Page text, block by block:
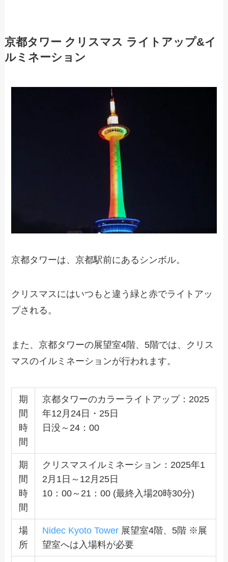
京都タワー クリスマス ライトアップ&イ
ルミネーション
京都タワーは、京都駅前にあるシンボル。
クリスマスにはいつもと違う緑と赤でライトアッ
プされる。
また、京都タワーの展望室4階、5階では、クリス
マスのイルミネーションが行われます。
期
間
時
間
京都タワーのカラーライトアップ：2025
年12月24日・25日
日没～24：00
期
間
時
間
クリスマスイルミネーション：2025年1
2月1日～12月25日
10：00～21：00 (最終入場20時30分)
場
所
Nidec Kyoto Tower展望室4階、5階 ※展
望室へは入場料が必要